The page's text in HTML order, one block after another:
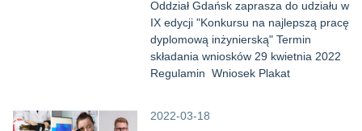
Oddział Gdańsk zaprasza do udziału w
IX edycji "Konkursu na najlepszą pracę
dyplomową inżynierską" Termin
składania wniosków 29 kwietnia 2022
Regulamin Wniosek Plakat
2022-03-18